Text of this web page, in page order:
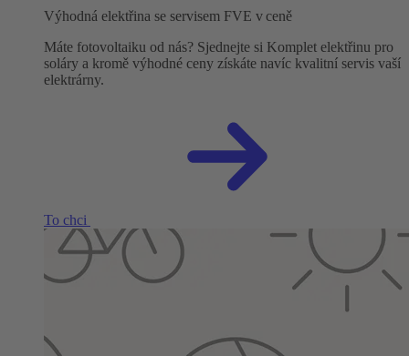
Výhodná elektřina se servisem FVE v ceně
Máte fotovoltaiku od nás? Sjednejte si Komplet elektřinu pro
soláry a kromě výhodné ceny získáte navíc kvalitní servis vaší
elektrárny.
To chci